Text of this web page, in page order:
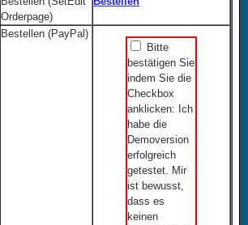
Orderpage)
Bestellen (PayPal)
Bitte
bestätigen Sie
indem Sie die
Checkbox
anklicken: Ich
habe die
Demoversion
erfolgreich
getestet. Mir
ist bewusst,
dass es
keinen